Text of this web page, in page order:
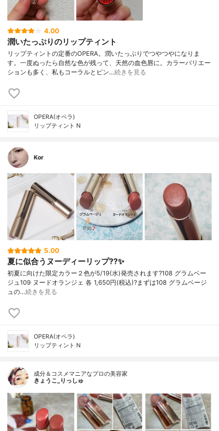
4.00
潤いたっぷりのリップティント
リップティントの定番のOPERA。潤いたっぷりでつやつやになりま
す。一度ぬったら自然な色が残って、天然の血色唇に。カラーバリエー
ションも多く、私もコーラルとピン…続きを見る
OPERA(オペラ)
リップティント N
Kor
5.00
夏に似合うヌーディーリップ??✨
初夏に向けた限定カラー２色が5/19(水)発売されます?108 グラムベー
ジュ109 ヌードオランジェ 各 1,650円(税込)?まずは108 グラムベージ
ュの…続きを見る
OPERA(オペラ)
リップティント N
成分＆コスメマニアなプロの美容家
きょうこ_りっしゅ